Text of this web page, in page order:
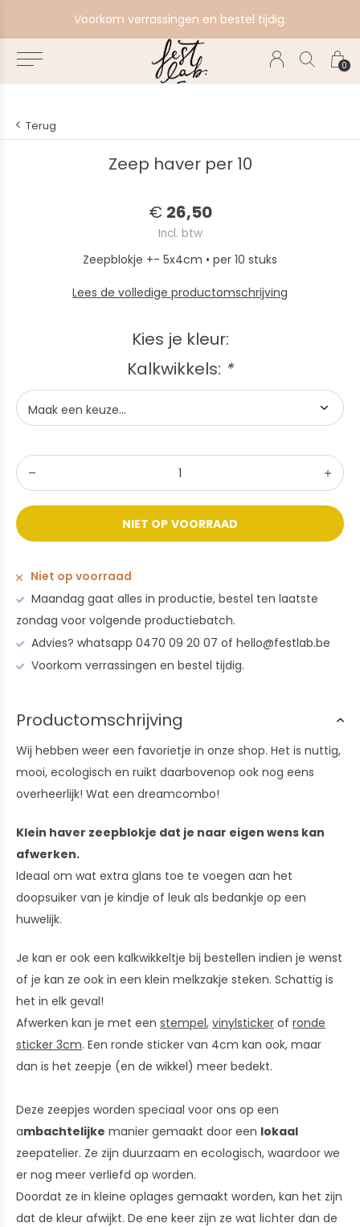
0
Voorkom verrassingen en bestel tijdig.
Terug
Zeep haver per 10
€ 26,50
Incl. btw
Zeepblokje +- 5x4cm • per 10 stuks
Lees de volledige productomschrijving
Kies je kleur:
Kalkwikkels: *
NIET OP VOORRAAD
Niet op voorraad
Maandag gaat alles in productie, bestel ten laatste
zondag voor volgende productiebatch.
Advies? whatsapp 0470 09 20 07 of hello@festlab.be
Voorkom verrassingen en bestel tijdig.
Productomschrijving
Wij hebben weer een favorietje in onze shop. Het is nuttig,
mooi, ecologisch en ruikt daarbovenop ook nog eens
overheerlijk! Wat een dreamcombo!
Klein haver zeepblokje dat je naar eigen wens kan
afwerken.
Ideaal om wat extra glans toe te voegen aan het
doopsuiker van je kindje of leuk als bedankje op een
huwelijk.
Je kan er ook een kalkwikkeltje bij bestellen indien je wenst
of je kan ze ook in een klein melkzakje steken. Schattig is
het in elk geval!
Afwerken kan je met een stempel, vinylsticker of ronde
sticker 3cm. Een ronde sticker van 4cm kan ook, maar
dan is het zeepje (en de wikkel) meer bedekt.
Deze zeepjes worden speciaal voor ons op een
ambachtelijke manier gemaakt door een lokaal
zeepatelier. Ze zijn duurzaam en ecologisch, waardoor we
er nog meer verliefd op worden.
Doordat ze in kleine oplages gemaakt worden, kan het zijn
dat de kleur afwijkt. De ene keer zijn ze wat lichter dan de